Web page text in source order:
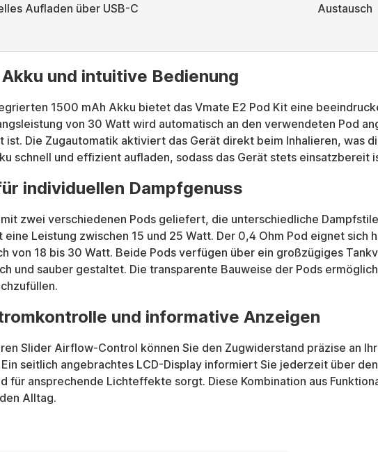
Aufladen über USB-C
Austausch
und intuitive Bedienung
1500 mAh Akku bietet das Vmate E2 Pod Kit eine
von 30 Watt wird automatisch an den verwendeten Pod
ist. Die Zugautomatik aktiviert das Gerät direkt beim Inhalieren, was
schnell und effizient aufladen, sodass das Gerät stets einsatzbereit
individuellen Dampfgenuss
zwei verschiedenen Pods geliefert, die unterschiedliche
Leistung zwischen 15 und 25 Watt. Der 0,4 Ohm Pod eignet sich
von 18 bis 30 Watt. Beide Pods verfügen über ein großzügiges
und sauber gestaltet. Die transparente Bauweise der Pods
und informative Anzeigen
Slider Airflow-Control können Sie den Zugwiderstand präzise an
seitlich angebrachtes LCD-Display informiert Sie jederzeit über
für ansprechende Lichteffekte sorgt. Diese Kombination aus
Alltag.